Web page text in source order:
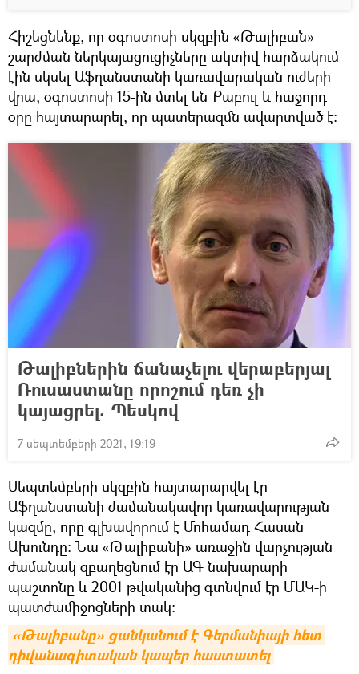
Հիշեցնենք, որ օգոստոսի սկզբին «Թալիբան»
շարժման ներկայացուցիչները ակտիվ հարձակում
էին սկսել Աֆղանստանի կառավարական ուժերի
վրա, օգոստոսի 15-ին մտել են Քաբուլ և հաջորդ
օրը հայտարարել, որ պատերազմն ավարտված է:
Թալիբներին ճանաչելու վերաբերյալ
Ռուսաստանը որոշում դեռ չի
կայացրել. Պեսկով
7 սեպտեմբերի 2021, 19:19
Սեպտեմբերի սկզբին հայտարարվել էր
Աֆղանստանի ժամանակավոր կառավարության
կազմը, որը գլխավորում է Մոհամադ Հասան
Ախունդը։ Նա «Թալիբանի» առաջին վարչության
ժամանակ զբաղեցնում էր ԱԳ նախարարի
պաշտոնը և 2001 թվականից գտնվում էր ՄԱԿ-ի
պատժամիջոցների տակ։
«Թալիբանը» ցանկանում է Գերմանիայի հետ
դիվանագիտական կապեր հաստատել